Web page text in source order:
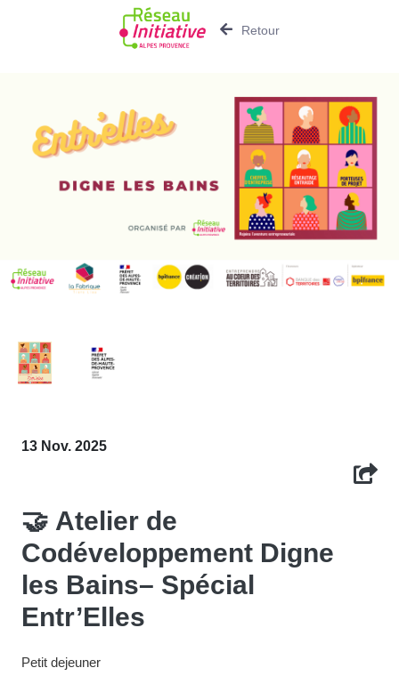
Retour
13 Nov. 2025
🤝 Atelier de
Codéveloppement Digne
les Bains– Spécial
Entr’Elles
Petit dejeuner